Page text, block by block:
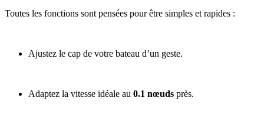
Toutes les fonctions sont pensées pour être simples et rapides :
Ajustez le cap de votre bateau d’un geste.
Adaptez la vitesse idéale au 0.1 nœuds près.